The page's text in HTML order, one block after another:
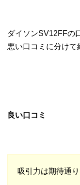
ダイソンSV12FFの
悪い口コミに分けて
良い口コミ
吸引力は期待通り